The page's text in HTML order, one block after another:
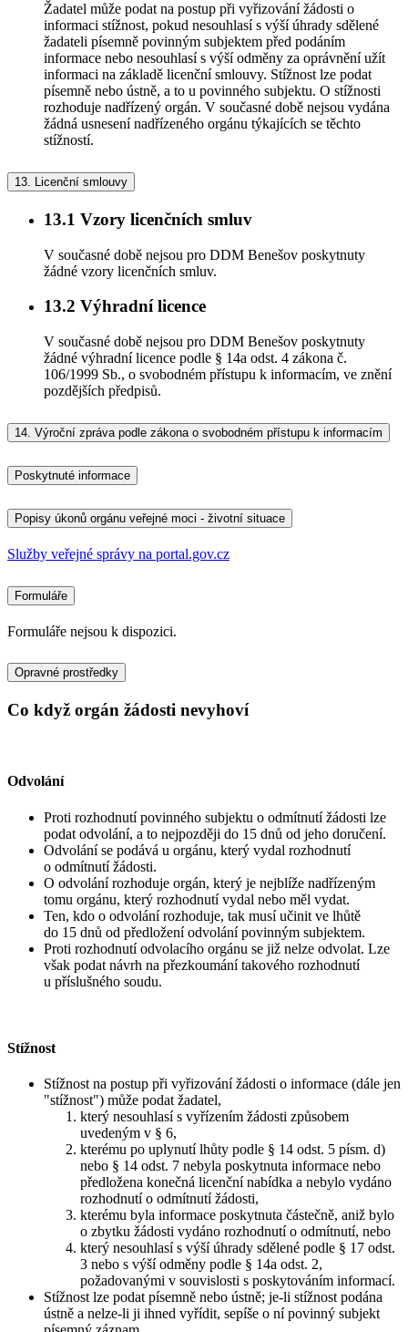
Žadatel může podat na postup při vyřizování žádosti o
informaci stížnost, pokud nesouhlasí s výší úhrady sdělené
žadateli písemně povinným subjektem před podáním
informace nebo nesouhlasí s výší odměny za oprávnění užít
informaci na základě licenční smlouvy. Stížnost lze podat
písemně nebo ústně, a to u povinného subjektu. O stížnosti
rozhoduje nadřízený orgán. V současné době nejsou vydána
žádná usnesení nadřízeného orgánu týkajících se těchto
stížností.
13. Licenční smlouvy
13.1 Vzory licenčních smluv
V současné době nejsou pro DDM Benešov poskytnuty
žádné vzory licenčních smluv.
13.2 Výhradní licence
V současné době nejsou pro DDM Benešov poskytnuty
žádné výhradní licence podle § 14a odst. 4 zákona č.
106/1999 Sb., o svobodném přístupu k informacím, ve znění
pozdějších předpisů.
14. Výroční zpráva podle zákona o svobodném přístupu k informacím
Poskytnuté informace
Popisy úkonů orgánu veřejné moci - životní situace
Služby veřejné správy na portal.gov.cz
Formuláře
Formuláře nejsou k dispozici.
Opravné prostředky
Co když orgán žádosti nevyhoví
Odvolání
Proti rozhodnutí povinného subjektu o odmítnutí žádosti lze
podat odvolání, a to nejpozději do 15 dnů od jeho doručení.
Odvolání se podává u orgánu, který vydal rozhodnutí
o odmítnutí žádosti.
O odvolání rozhoduje orgán, který je nejblíže nadřízeným
tomu orgánu, který rozhodnutí vydal nebo měl vydat.
Ten, kdo o odvolání rozhoduje, tak musí učinit ve lhůtě
do 15 dnů od předložení odvolání povinným subjektem.
Proti rozhodnutí odvolacího orgánu se již nelze odvolat. Lze
však podat návrh na přezkoumání takového rozhodnutí
u příslušného soudu.
Stížnost
Stížnost na postup při vyřizování žádosti o informace (dále jen
"stížnost") může podat žadatel,
který nesouhlasí s vyřízením žádosti způsobem
uvedeným v § 6,
kterému po uplynutí lhůty podle § 14 odst. 5 písm. d)
nebo § 14 odst. 7 nebyla poskytnuta informace nebo
předložena konečná licenční nabídka a nebylo vydáno
rozhodnutí o odmítnutí žádosti,
kterému byla informace poskytnuta částečně, aniž bylo
o zbytku žádosti vydáno rozhodnutí o odmítnutí, nebo
který nesouhlasí s výší úhrady sdělené podle § 17 odst.
3 nebo s výší odměny podle § 14a odst. 2,
požadovanými v souvislosti s poskytováním informací.
Stížnost lze podat písemně nebo ústně; je-li stížnost podána
ústně a nelze-li ji ihned vyřídit, sepíše o ní povinný subjekt